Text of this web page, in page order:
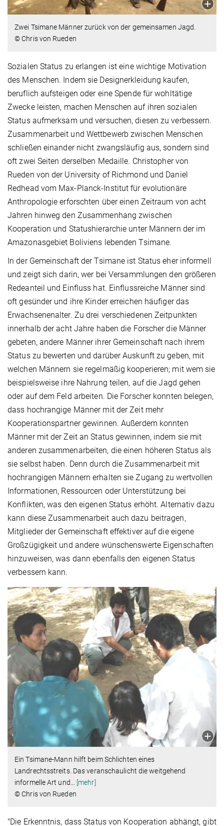
Zwei Tsimane Männer zurück von der gemeinsamen Jagd.
© Chris von Rueden
Sozialen Status zu erlangen ist eine wichtige Motivation
des Menschen. Indem sie Designerkleidung kaufen,
beruflich aufsteigen oder eine Spende für wohltätige
Zwecke leisten, machen Menschen auf ihren sozialen
Status aufmerksam und versuchen, diesen zu verbessern.
Zusammenarbeit und Wettbewerb zwischen Menschen
schließen einander nicht zwangsläufig aus, sondern sind
oft zwei Seiten derselben Medaille. Christopher von
Rueden von der University of Richmond und Daniel
Redhead vom Max-Planck-Institut für evolutionäre
Anthropologie erforschten über einen Zeitraum von acht
Jahren hinweg den Zusammenhang zwischen
Kooperation und Statushierarchie unter Männern der im
Amazonasgebiet Boliviens lebenden Tsimane.
In der Gemeinschaft der Tsimane ist Status eher informell
und zeigt sich darin, wer bei Versammlungen den größeren
Redeanteil und Einfluss hat. Einflussreiche Männer sind
oft gesünder und ihre Kinder erreichen häufiger das
Erwachsenenalter. Zu drei verschiedenen Zeitpunkten
innerhalb der acht Jahre haben die Forscher die Männer
gebeten, andere Männer ihrer Gemeinschaft nach ihrem
Status zu bewerten und darüber Auskunft zu geben, mit
welchen Männern sie regelmäßig kooperieren; mit wem sie
beispielsweise ihre Nahrung teilen, auf die Jagd gehen
oder auf dem Feld arbeiten. Die Forscher konnten belegen,
dass hochrangige Männer mit der Zeit mehr
Kooperationspartner gewinnen. Außerdem konnten
Männer mit der Zeit an Status gewinnen, indem sie mit
anderen zusammenarbeiten, die einen höheren Status als
sie selbst haben. Denn durch die Zusammenarbeit mit
hochrangigen Männern erhalten sie Zugang zu wertvollen
Informationen, Ressourcen oder Unterstützung bei
Konflikten, was den eigenen Status erhöht. Alternativ dazu
kann diese Zusammenarbeit auch dazu beitragen,
Mitglieder der Gemeinschaft effektiver auf die eigene
Großzügigkeit und andere wünschenswerte Eigenschaften
hinzuweisen, was dann ebenfalls den eigenen Status
verbessern kann.
Ein Tsimane-Mann hilft beim Schlichten eines
Landrechtsstreits. Das veranschaulicht die weitgehend
informelle Art und
[mehr]
© Chris von Rueden
"Die Erkenntnis, dass Status von Kooperation abhängt, gibt